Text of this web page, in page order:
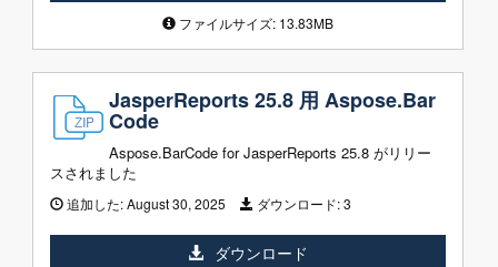
ファイルサイズ: 13.83MB
JasperReports 25.8 用 Aspose.Bar
Code
Aspose.BarCode for JasperReports 25.8 がリリー
スされました
追加した:August 30, 2025 ダウンロード:3
ダウンロード